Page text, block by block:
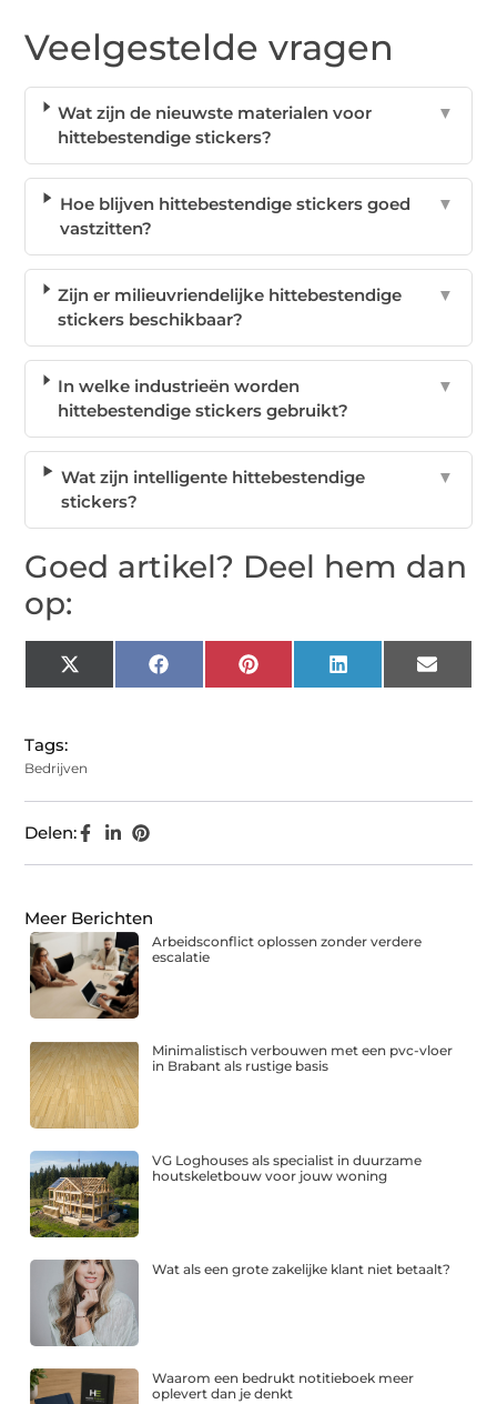
Veelgestelde vragen
Wat zijn de nieuwste materialen voor
hittebestendige stickers?
▼
Hoe blijven hittebestendige stickers goed
vastzitten?
▼
Zijn er milieuvriendelijke hittebestendige
stickers beschikbaar?
▼
In welke industrieën worden
hittebestendige stickers gebruikt?
▼
Wat zijn intelligente hittebestendige
stickers?
▼
Goed artikel? Deel hem dan
op:
X
(Twitter)
Facebook Pinterest LinkedIn Email
Tags:
Bedrijven
Delen:
Meer Berichten
Arbeidsconflict oplossen zonder verdere
escalatie
Minimalistisch verbouwen met een pvc-vloer
in Brabant als rustige basis
VG Loghouses als specialist in duurzame
houtskeletbouw voor jouw woning
Wat als een grote zakelijke klant niet betaalt?
Waarom een bedrukt notitieboek meer
oplevert dan je denkt